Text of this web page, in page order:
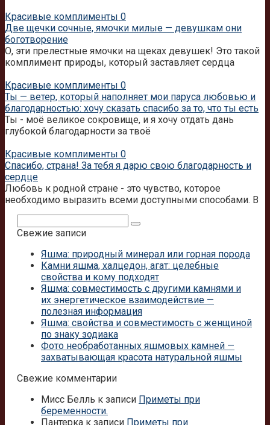
Красивые комплименты 0
Две щечки сочные, ямочки милые — девушкам они
боготворение
О, эти прелестные ямочки на щеках девушек! Это такой
комплимент природы, который заставляет сердца
Красивые комплименты 0
Ты — ветер, который наполняет мои паруса любовью и
благодарностью: хочу сказать спасибо за то, что ты есть
Ты - моё великое сокровище, и я хочу отдать дань
глубокой благодарности за твоё
Красивые комплименты 0
Спасибо, страна! За тебя я дарю свою благодарность и
сердце
Любовь к родной стране - это чувство, которое
необходимо выразить всеми доступными способами. В
Свежие записи
Яшма: природный минерал или горная порода
Камни яшма, халцедон, агат: целебные
свойства и кому подходят
Яшма: совместимость с другими камнями и
их энергетическое взаимодействие —
полезная информация
Яшма: свойства и совместимость с женщиной
по знаку зодиака
Фото необработанных яшмовых камней —
захватывающая красота натуральной яшмы
Свежие комментарии
Мисс Белль к записи Приметы при
беременности.
Пантерка к записи Приметы при